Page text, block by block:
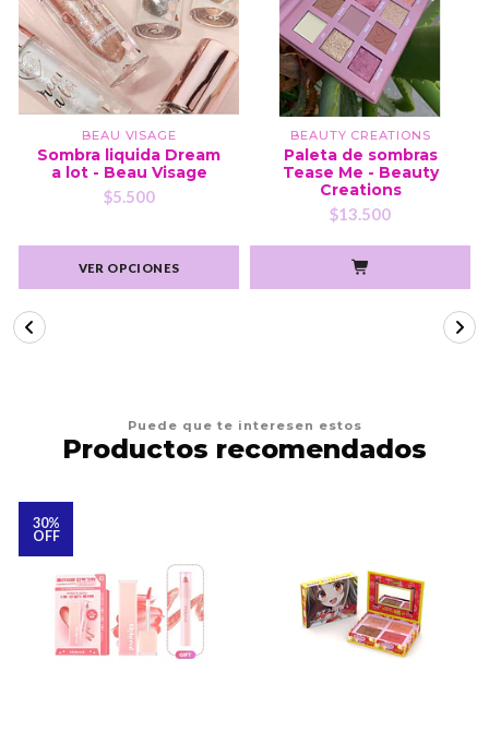
BEAU VISAGE
Sombra liquida Dream
a lot - Beau Visage
$5.500
VER OPCIONES
BEAUTY CREATIONS
Paleta de sombras
Tease Me - Beauty
Creations
$13.500
Puede que te interesen estos
Productos recomendados
30%
OFF